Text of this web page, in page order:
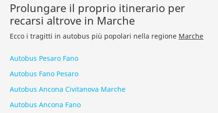
Prolungare il proprio itinerario per
recarsi altrove in Marche
Ecco i tragitti in autobus più popolari nella regione Marche
Autobus Pesaro Fano
Autobus Fano Pesaro
Autobus Ancona Civitanova Marche
Autobus Ancona Fano